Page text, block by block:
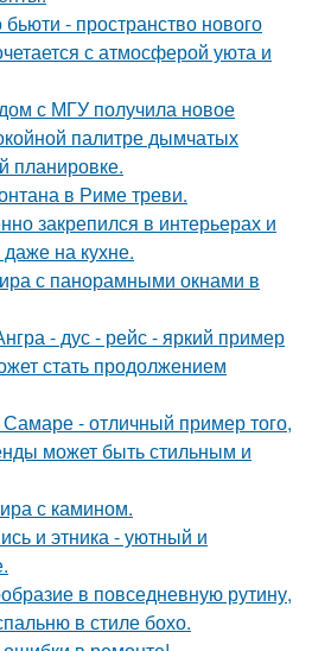
- пространство нового
с атмосферой уюта и
с МГУ получила новое
палитре дымчатых
планировке.
в Риме треви.
закрепился в интерьерах и
даже на кухне.
с панорамными окнами в
- дус - рейс - яркий пример
стать продолжением
- отличный пример того,
может быть стильным и
с камином.
и этника - уютный и
в повседневную рутину,
в стиле бохо.